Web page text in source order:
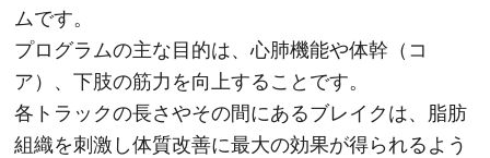
ムです。
プログラムの主な目的は、心肺機能や体幹（コ
ア）、下肢の筋力を向上することです。
各トラックの長さやその間にあるブレイクは、脂肪
組織を刺激し体質改善に最大の効果が得られるよう